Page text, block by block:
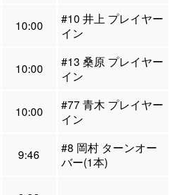
10:00
#10 井上 プレイヤー
イン
10:00
#13 桑原 プレイヤー
イン
10:00
#77 青木 プレイヤー
イン
9:46
#8 岡村 ターンオー
バー(1本)